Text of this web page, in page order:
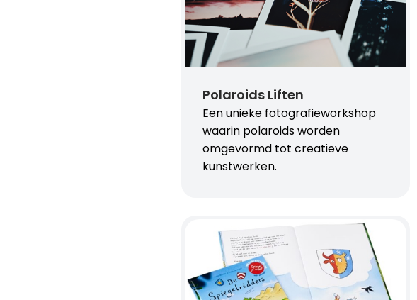
Polaroids Liften
Een unieke fotografieworkshop
waarin polaroids worden
omgevormd tot creatieve
kunstwerken.